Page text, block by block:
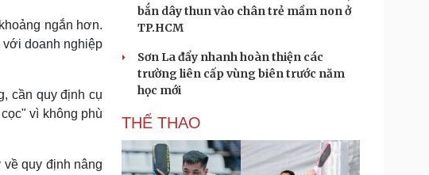
ngắn hơn.
doanh nghiệp
cần quy định cụ
vì không phù
quy định nâng
bắn dây thun vào chân trẻ mầm non ở
TP.HCM
Sơn La đẩy nhanh hoàn thiện các
trường liên cấp vùng biên trước năm
học mới
THỂ THAO